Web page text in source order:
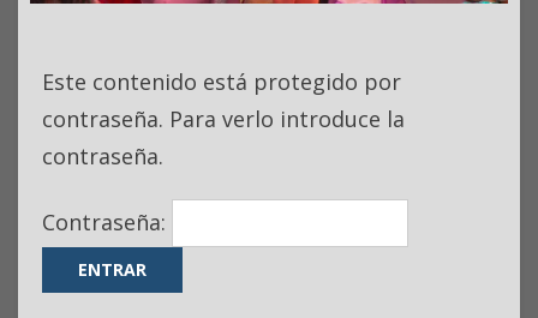
Este contenido está protegido por
contraseña. Para verlo introduce la
contraseña.
Contraseña: